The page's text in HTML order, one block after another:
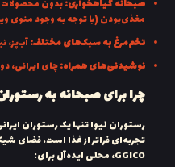
صبحانه گیاهخواری:بدون محصولات
مغذی‌بودن (با توجه به وجود منوی
تخم‌مرغ به سبک‌های مختلف:آب‌پز،
نوشیدنی‌های همراه:چای ایرانی،
چرا برای صبحانه به
رستوران لیوا تنها یک رستوران
تجربه‌ای فراتر از غذا است. فضای
GGICO، محلی ایده‌آل برای: